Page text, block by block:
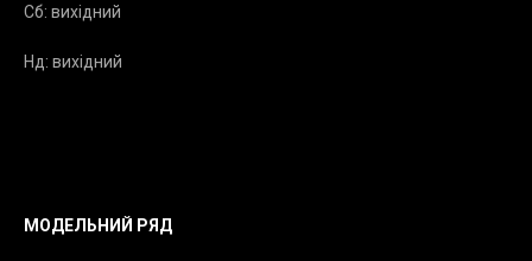
Сб: вихідний
Нд: вихідний
МОДЕЛЬНИЙ РЯД